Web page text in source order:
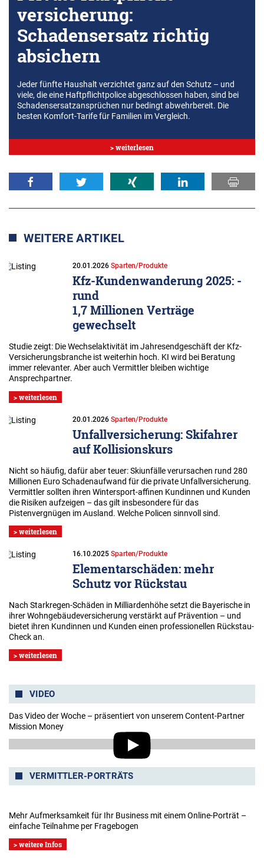
versicherung:
Schadensersatz richtig
absichern
Jeder fünfte Haushalt verzichtet ganz auf den Schutz – und
viele, die eine Haftpflichtpolice abgeschlossen haben, sind bei
Schadensersatzansprüchen nur bedingt abwehrbereit. Die
besten Komfort-Tarife für Familien im Vergleich.
> weiterlesen
WEITERE ARTIKEL
20.01.2026Sparten/Produkte
Kfz-Kundenwanderung 2025: ­
rund
1,7 Millionen Verträge
gewechselt
Studie zeigt: Die Wechselaktivität im Jahresendgeschäft der Kfz-
Versicherungsbranche ist weiterhin hoch. KI wird bei Beratung
immer relevanter. Aber auch Vermittler bleiben wichtige
Ansprechpartner.
> weiterlesen
20.01.2026Sparten/Produkte
Unfallversicherung: Skifahrer
auf Kollisionskurs
Nicht so häufig, dafür aber teuer: Skiunfälle verursachen rund 280
Millionen Euro Schadenaufwand für die private Unfallversicherung.
Vermittler sollten ihren Wintersport-affinen Kundinnen und Kunden
die Risiken aufzeigen – das gilt insbesondere für das
Pistenvergnügen im Ausland. Welche Policen sinnvoll sind.
> weiterlesen
16.10.2025Sparten/Produkte
Elementarschäden: mehr
Schutz vor Rückstau
Nach Starkregen-Schäden in Milliardenhöhe setzt die Bayerische in
ihrer Wohngebäudeversicherung verstärkt auf Prävention – und
bietet ihren Kundinnen und Kunden einen professionellen Rückstau-
Check an.
> weiterlesen
VIDEO
Das Video der Woche – präsentiert von unserem Content-Partner
Mission Money
VERMITTLER-PORTRÄTS
Mehr Aufmerksamkeit für Ihr Business mit einem Online-Porträt –
einfache Teilnahme per Fragebogen
> weitere Infos